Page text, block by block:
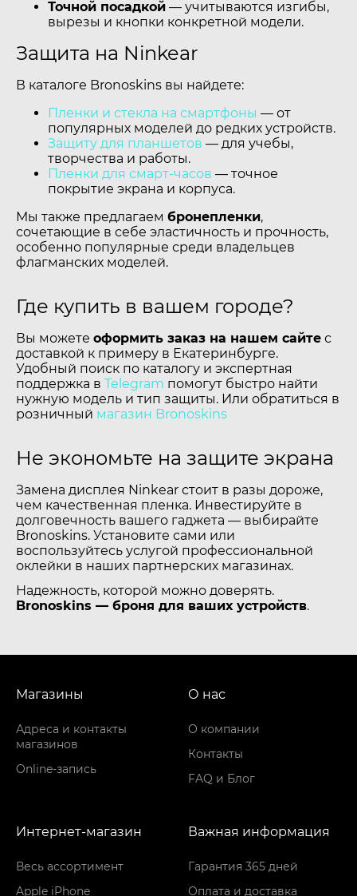
Точной посадкой — учитываются изгибы,
вырезы и кнопки конкретной модели.
Защита на Ninkear
В каталоге Bronoskins вы найдете:
Пленки и стекла на смартфоны — от
популярных моделей до редких устройств.
Защиту для планшетов — для учебы,
творчества и работы.
Пленки для смарт-часов — точное
покрытие экрана и корпуса.
Мы также предлагаем бронепленки,
сочетающие в себе эластичность и прочность,
особенно популярные среди владельцев
флагманских моделей.
Где купить в вашем городе?
Вы можете оформить заказ на нашем сайте с
доставкой к примеру в Екатеринбурге.
Удобный поиск по каталогу и экспертная
поддержка в Telegram помогут быстро найти
нужную модель и тип защиты. Или обратиться в
розничный магазин Bronoskins
Не экономьте на защите экрана
Замена дисплея Ninkear стоит в разы дороже,
чем качественная пленка. Инвестируйте в
долговечность вашего гаджета — выбирайте
Bronoskins. Установите сами или
воспользуйтесь услугой профессиональной
оклейки в наших партнерских магазинах.
Надежность, которой можно доверять.
Bronoskins — броня для ваших устройств.
Магазины
Адреса и контакты
магазинов
Online-запись
О нас
О компании
Контакты
FAQ и Блог
Интернет-магазин
Весь ассортимент
Apple iPhone
Важная информация
Гарантия 365 дней
Оплата и доставка